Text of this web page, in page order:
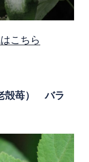
こちら
殻苺） バラ